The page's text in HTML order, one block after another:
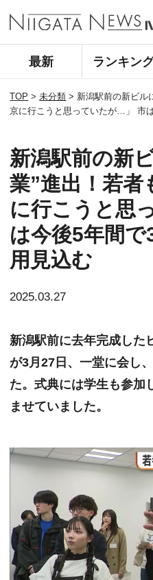
最新 ランキン
TOP >未分類 > 新潟駅前の新ビル
京に行こうと思っていたが…」 市
新潟駅前の新
業”進出！若者
に行こうと思
は今後5年間
用見込む
2025.03.27
新潟駅前に去年完成した
が3月27日、一堂に会し
た。式典には学生も参加
ませていました。